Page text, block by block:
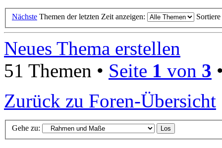
Nächste Themen der letzten Zeit anzeigen:
Neues Thema erstellen
51 Themen • Seite 1 von 3
Zurück zu Foren-Übersicht
Gehe zu: